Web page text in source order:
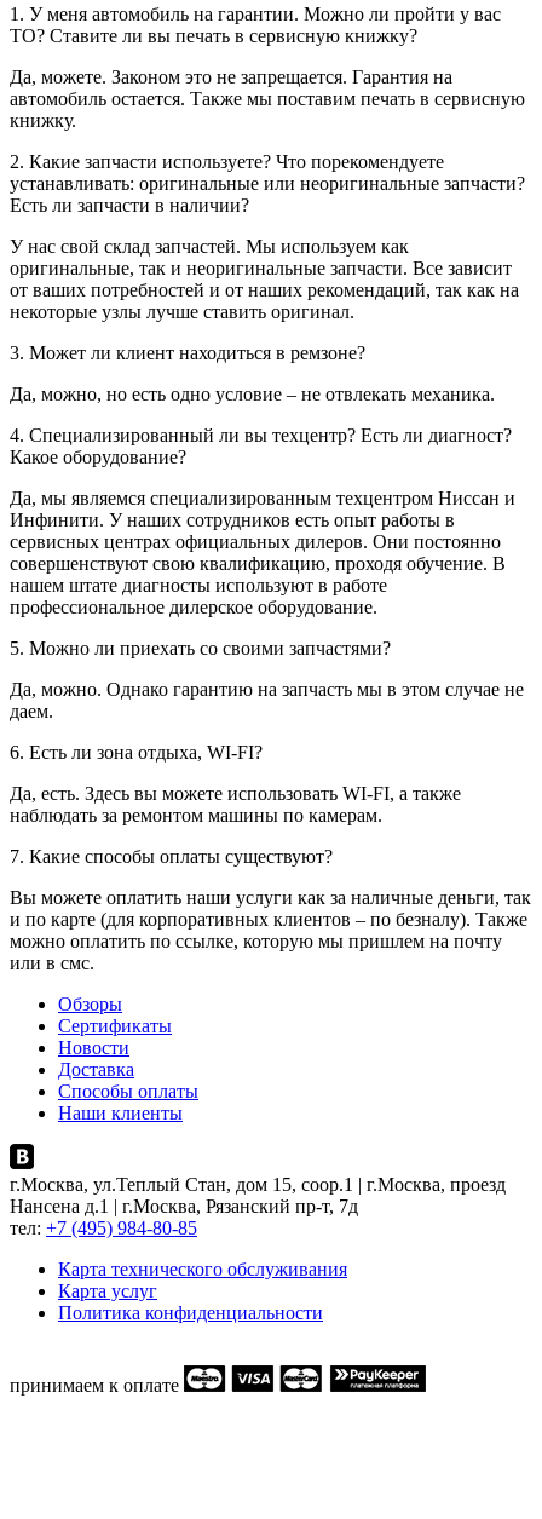
1. У меня автомобиль на гарантии. Можно ли пройти у вас
ТО? Ставите ли вы печать в сервисную книжку?
Да, можете. Законом это не запрещается. Гарантия на
автомобиль остается. Также мы поставим печать в сервисную
книжку.
2. Какие запчасти используете? Что порекомендуете
устанавливать: оригинальные или неоригинальные запчасти?
Есть ли запчасти в наличии?
У нас свой склад запчастей. Мы используем как
оригинальные, так и неоригинальные запчасти. Все зависит
от ваших потребностей и от наших рекомендаций, так как на
некоторые узлы лучше ставить оригинал.
3. Может ли клиент находиться в ремзоне?
Да, можно, но есть одно условие – не отвлекать механика.
4. Специализированный ли вы техцентр? Есть ли диагност?
Какое оборудование?
Да, мы являемся специализированным техцентром Ниссан и
Инфинити. У наших сотрудников есть опыт работы в
сервисных центрах официальных дилеров. Они постоянно
совершенствуют свою квалификацию, проходя обучение. В
нашем штате диагносты используют в работе
профессиональное дилерское оборудование.
5. Можно ли приехать со своими запчастями?
Да, можно. Однако гарантию на запчасть мы в этом случае не
даем.
6. Есть ли зона отдыха, WI-FI?
Да, есть. Здесь вы можете использовать WI-FI, а также
наблюдать за ремонтом машины по камерам.
7. Какие способы оплаты существуют?
Вы можете оплатить наши услуги как за наличные деньги, так
и по карте (для корпоративных клиентов – по безналу). Также
можно оплатить по ссылке, которую мы пришлем на почту
или в смс.
Обзоры
Сертификаты
Новости
Доставка
Способы оплаты
Наши клиенты
г.Москва, ул.Теплый Стан, дом 15, соор.1 | г.Москва, проезд
Нансена д.1 | г.Москва, Рязанский пр-т, 7д
тел: +7 (495) 984-80-85
Карта технического обслуживания
Карта услуг
Политика конфиденциальности
принимаем к оплате